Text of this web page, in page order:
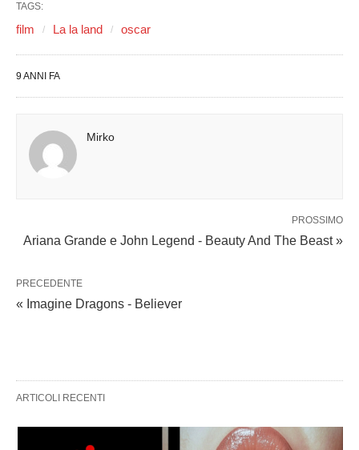
TAGS:
film La la land oscar
9 ANNI FA
Mirko
PROSSIMO
Ariana Grande e John Legend - Beauty And The Beast »
PRECEDENTE
« Imagine Dragons - Believer
ARTICOLI RECENTI